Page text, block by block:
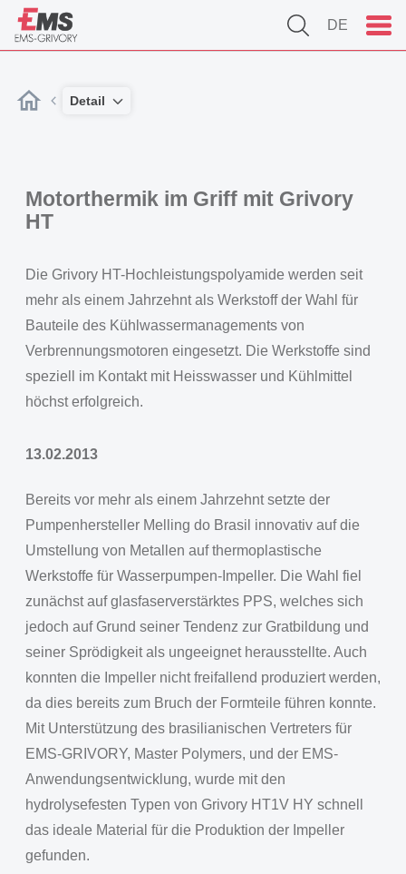
DE
Detail
Motorthermik im Griff mit Grivory
HT
Die Grivory HT-Hochleistungspolyamide werden seit
mehr als einem Jahrzehnt als Werkstoff der Wahl für
Bauteile des Kühlwassermanagements von
Verbrennungsmotoren eingesetzt. Die Werkstoffe sind
speziell im Kontakt mit Heisswasser und Kühlmittel
höchst erfolgreich.
13.02.2013
Bereits vor mehr als einem Jahrzehnt setzte der
Pumpenhersteller Melling do Brasil innovativ auf die
Umstellung von Metallen auf thermoplastische
Werkstoffe für Wasserpumpen-Impeller. Die Wahl fiel
zunächst auf glasfaserverstärktes PPS, welches sich
jedoch auf Grund seiner Tendenz zur Gratbildung und
seiner Sprödigkeit als ungeeignet herausstellte. Auch
konnten die Impeller nicht freifallend produziert werden,
da dies bereits zum Bruch der Formteile führen konnte.
Mit Unterstützung des brasilianischen Vertreters für
EMS-GRIVORY, Master Polymers, und der EMS-
Anwendungsentwicklung, wurde mit den
hydrolysefesten Typen von Grivory HT1V HY schnell
das ideale Material für die Produktion der Impeller
gefunden.